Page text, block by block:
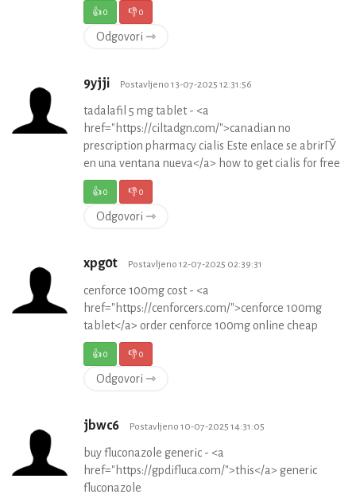
👍0 👎0
Odgovori ⇾
9yjji Postavljeno 13-07-2025 12:31:56
tadalafil 5 mg tablet - <a
href="https://ciltadgn.com/">canadian no
prescription pharmacy cialis Este enlace se abrirГЎ
en una ventana nueva</a> how to get cialis for free
👍0 👎0
Odgovori ⇾
xpg0t Postavljeno 12-07-2025 02:39:31
cenforce 100mg cost - <a
href="https://cenforcers.com/">cenforce 100mg
tablet</a> order cenforce 100mg online cheap
👍0 👎0
Odgovori ⇾
jbwc6 Postavljeno 10-07-2025 14:31:05
buy fluconazole generic - <a
href="https://gpdifluca.com/">this</a> generic
fluconazole